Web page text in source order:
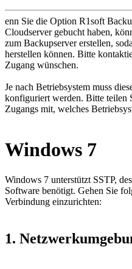
enn Sie die Option R1soft
Cloudserver gebucht haben,
zum Backupserver erstellen,
herstellen können. Bitte
Zugang wünschen.
Je nach Betriebsystem muss
konfiguriert werden. Bitte teilen
Zugangs mit, welches
Windows 7
Windows 7 unterstützt SSTP,
Software benötigt. Gehen Sie
Verbindung einzurichten:
1.